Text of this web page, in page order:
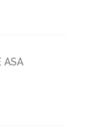
ASA